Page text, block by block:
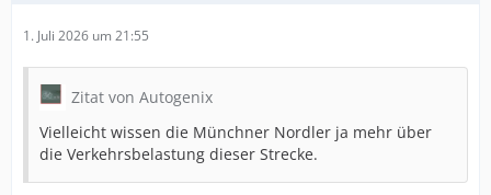
1. Juli 2026 um 21:55
Zitat von Autogenix
Vielleicht wissen die Münchner Nordler ja mehr über
die Verkehrsbelastung dieser Strecke.